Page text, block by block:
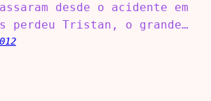
desde o acidente em
perdeu Tristan, o grande…